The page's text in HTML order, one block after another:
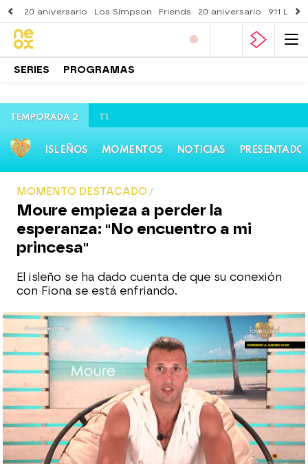
20 aniversario Los Simpson Friends 20 aniversario 911
SERIES PROGRAMAS
TEMPORADA 2 T1
ISLEÑOS MOMENTOS NOTICIAS
MOMENTO DESTACADO
Moure empieza a perder la
esperanza: "No encuentro a mi
princesa"
El isleño se ha dado cuenta de que su conexión
con Fiona se está enfriando.
neox
Publicado: 14 de abril de 2021, 21:45